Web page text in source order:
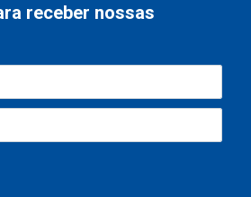
receber nossas